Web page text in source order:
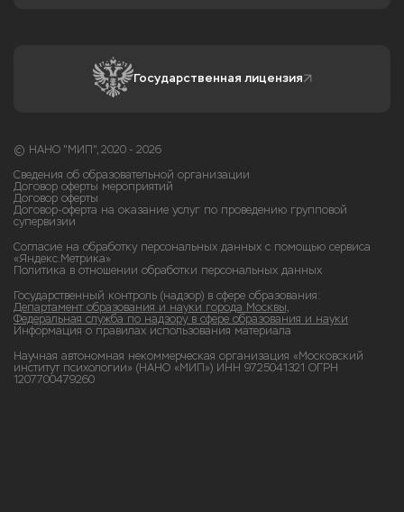
Государственная лицензия
© НАНО "МИП", 2020 - 2026
Сведения об образовательной организации
Договор оферты мероприятий
Договор оферты
Договор-оферта на оказание услуг по проведению групповой
супервизии
Согласие на обработку персональных данных с помощью сервиса
«Яндекс.Метрика»
Политика в отношении обработки персональных данных
Государственный контроль (надзор) в сфере образования:
Департамент образования и науки города Москвы,
Федеральная служба по надзору в сфере образования и науки
Информация о правилах использования материала
Научная автономная некоммерческая организация «Московский
институт психологии» (НАНО «МИП») ИНН 9725041321 ОГРН
1207700479260